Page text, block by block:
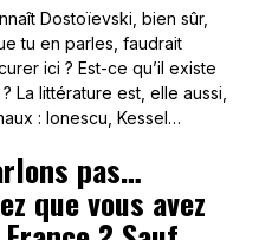
Dostoïevski, bien sûr,
tu en parles, faudrait
ici ? Est-ce qu’il existe
La littérature est, elle aussi,
: Ionescu, Kessel…
pas…
que vous avez